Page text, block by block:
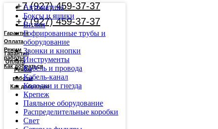
+7 (927) 459-37-37
Гарантия
Оплата
Режим
работы
Как добраться
+7 (927) 459-37-37
Гарантия
Оплата
Режим
работы
Как добраться
Автоматика
Боксы и ящики
Вилки
Гофрированные трубы и
оборудование
Звонки и кнопки
Инструменты
Кабель и провода
Кабель-канал
Колодки и гнезда
Крепеж
Паяльное оборудование
Распределительные коробки
Свет